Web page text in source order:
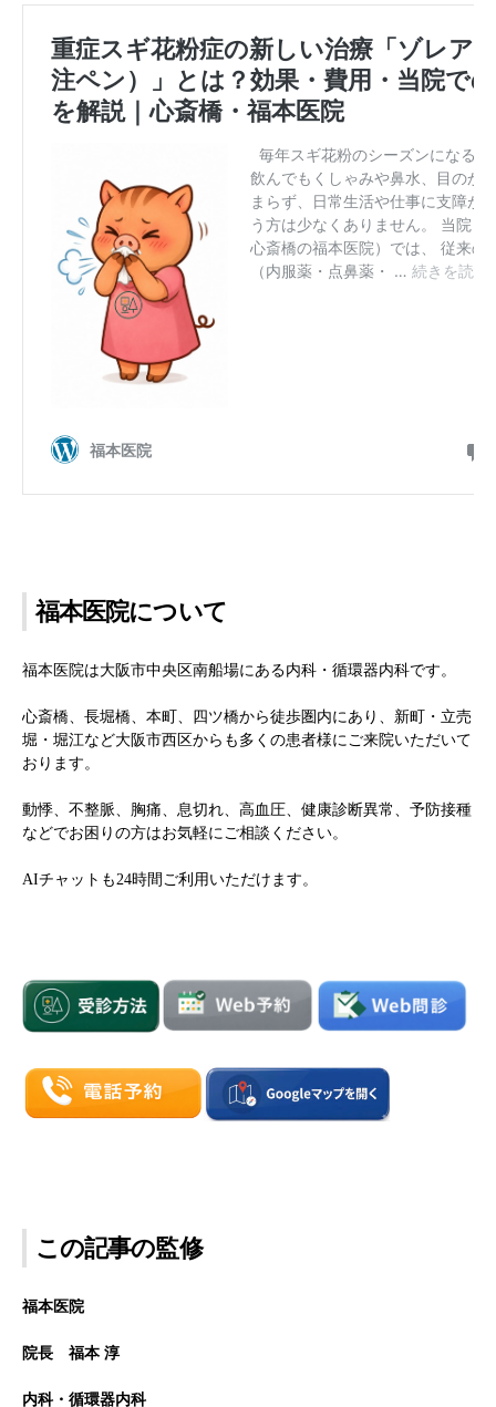
福本医院について
福本医院は大阪市中央区南船場にある内科・循環器内科です。
心斎橋、長堀橋、本町、四ツ橋から徒歩圏内にあり、新町・立売
堀・堀江など大阪市西区からも多くの患者様にご来院いただいて
おります。
動悸、不整脈、胸痛、息切れ、高血圧、健康診断異常、予防接種
などでお困りの方はお気軽にご相談ください。
AIチャットも24時間ご利用いただけます。
この記事の監修
福本医院
院長 福本 淳
内科・循環器内科